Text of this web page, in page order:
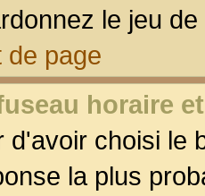
le jeu
de page
horaire
d'avoir choisi le
la plus